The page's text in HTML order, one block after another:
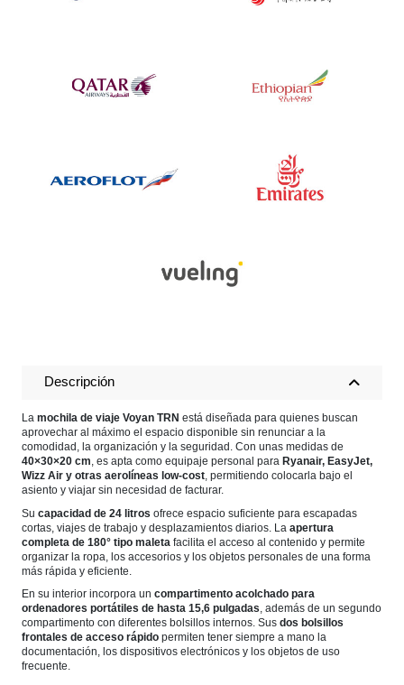
Descripción
La mochila de viaje Voyan TRN está diseñada para quienes buscan
aprovechar al máximo el espacio disponible sin renunciar a la
comodidad, la organización y la seguridad. Con unas medidas de
40×30×20 cm, es apta como equipaje personal para Ryanair, EasyJet,
Wizz Air y otras aerolíneas low-cost, permitiendo colocarla bajo el
asiento y viajar sin necesidad de facturar.
Su capacidad de 24 litros ofrece espacio suficiente para escapadas
cortas, viajes de trabajo y desplazamientos diarios. La apertura
completa de 180° tipo maleta facilita el acceso al contenido y permite
organizar la ropa, los accesorios y los objetos personales de una forma
más rápida y eficiente.
En su interior incorpora un compartimento acolchado para
ordenadores portátiles de hasta 15,6 pulgadas, además de un segundo
compartimento con diferentes bolsillos internos. Sus dos bolsillos
frontales de acceso rápido permiten tener siempre a mano la
documentación, los dispositivos electrónicos y los objetos de uso
frecuente.